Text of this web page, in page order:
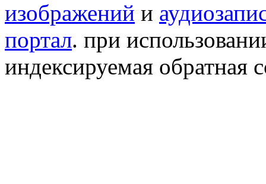
изображений и
портал. при
индексируемая обратная